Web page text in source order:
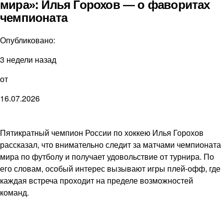
мира»: Илья Горохов — о фаворитах
чемпионата
Опубликовано:
3 недели назад
от
16.07.2026
Пятикратный чемпион России по хоккею Илья Горохов
рассказал, что внимательно следит за матчами чемпионата
мира по футболу и получает удовольствие от турнира. По
его словам, особый интерес вызывают игры плей-офф, где
каждая встреча проходит на пределе возможностей
команд.